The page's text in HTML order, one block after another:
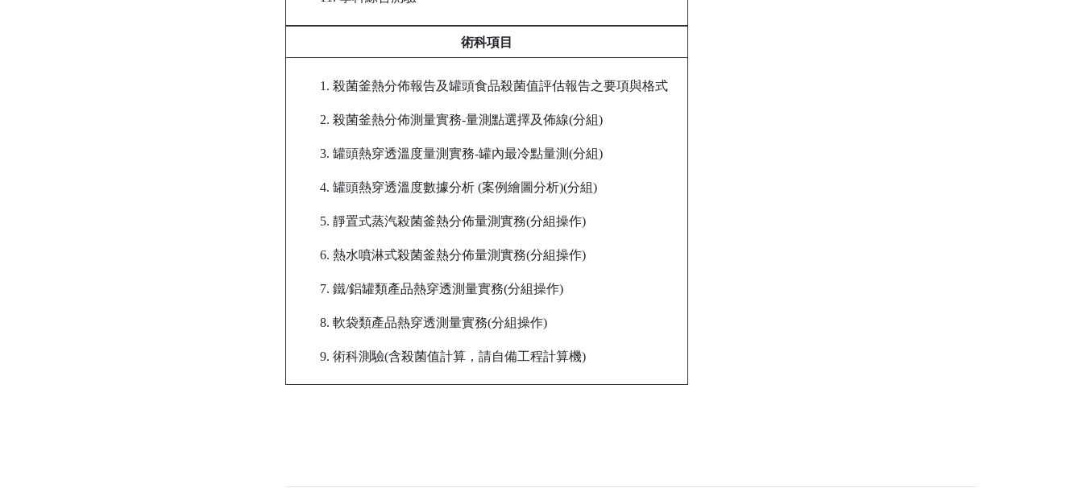
術科項目
1. 殺菌釜熱分佈報告及罐頭食品殺菌值評估報告之要項與格式
2. 殺菌釜熱分佈測量實務-量測點選擇及佈線(分組)
3. 罐頭熱穿透溫度量測實務-罐內最冷點量測(分組)
4. 罐頭熱穿透溫度數據分析 (案例繪圖分析)(分組)
5. 靜置式蒸汽殺菌釜熱分佈量測實務(分組操作)
6. 熱水噴淋式殺菌釜熱分佈量測實務(分組操作)
7. 鐵/鋁罐類產品熱穿透測量實務(分組操作)
8. 軟袋類產品熱穿透測量實務(分組操作)
9. 術科測驗(含殺菌值計算，請自備工程計算機)